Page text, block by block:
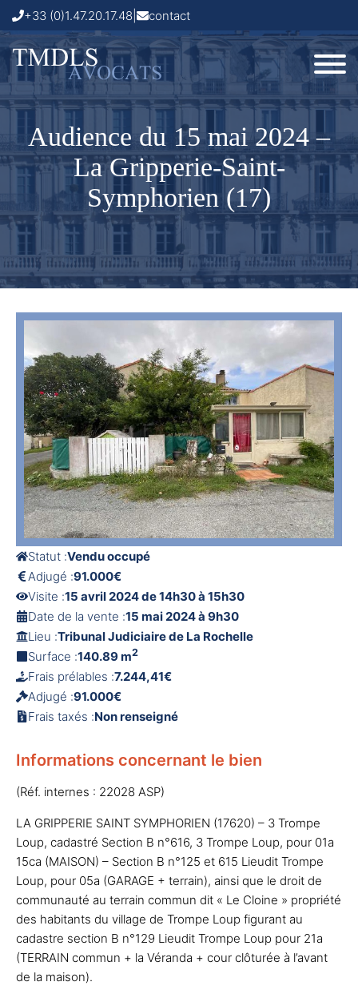
+33 (0)1.47.20.17.48 contact
Audience du 15 mai 2024 –
La Gripperie-Saint-
Symphorien (17)
Statut :Vendu occupé
Adjugé :91.000€
Visite :15 avril 2024 de 14h30 à 15h30
Date de la vente :15 mai 2024 à 9h30
Lieu :Tribunal Judiciaire de La Rochelle
Surface :140.89 m2
Frais prélables :7.244,41€
Adjugé :91.000€
Frais taxés :Non renseigné
Informations concernant le bien
(Réf. internes : 22028 ASP)
LA GRIPPERIE SAINT SYMPHORIEN (17620) – 3 Trompe
Loup, cadastré Section B n°616, 3 Trompe Loup, pour 01a
15ca (MAISON) – Section B n°125 et 615 Lieudit Trompe
Loup, pour 05a (GARAGE + terrain), ainsi que le droit de
communauté au terrain commun dit « Le Cloine » propriété
des habitants du village de Trompe Loup figurant au
cadastre section B n°129 Lieudit Trompe Loup pour 21a
(TERRAIN commun + la Véranda + cour clôturée à l’avant
de la maison).